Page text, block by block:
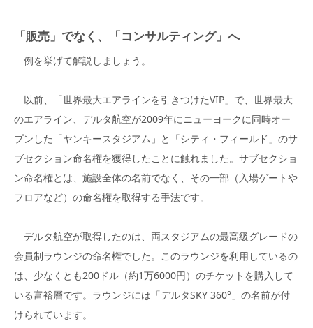
「販売」でなく、「コンサルティング」へ
例を挙げて解説しましょう。
以前、「世界最大エアラインを引きつけたVIP」で、世界最大
のエアライン、デルタ航空が2009年にニューヨークに同時オー
プンした「ヤンキースタジアム」と「シティ・フィールド」のサ
ブセクション命名権を獲得したことに触れました。サブセクショ
ン命名権とは、施設全体の名前でなく、その一部（入場ゲートや
フロアなど）の命名権を取得する手法です。
デルタ航空が取得したのは、両スタジアムの最高級グレードの
会員制ラウンジの命名権でした。このラウンジを利用しているの
は、少なくとも200ドル（約1万6000円）のチケットを購入して
いる富裕層です。ラウンジには「デルタSKY 360°」の名前が付
けられています。